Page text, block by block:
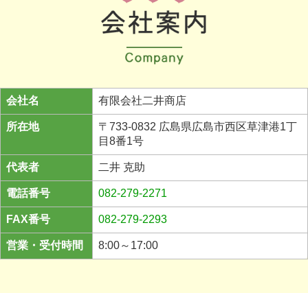
会社名 有限会社二井商店
所在地
〒733-0832 広島県広島市西区草津港1丁
目8番1号
代表者 二井 克助
電話番号 082-279-2271
FAX番号 082-279-2293
営業・受付時間 8:00～17:00